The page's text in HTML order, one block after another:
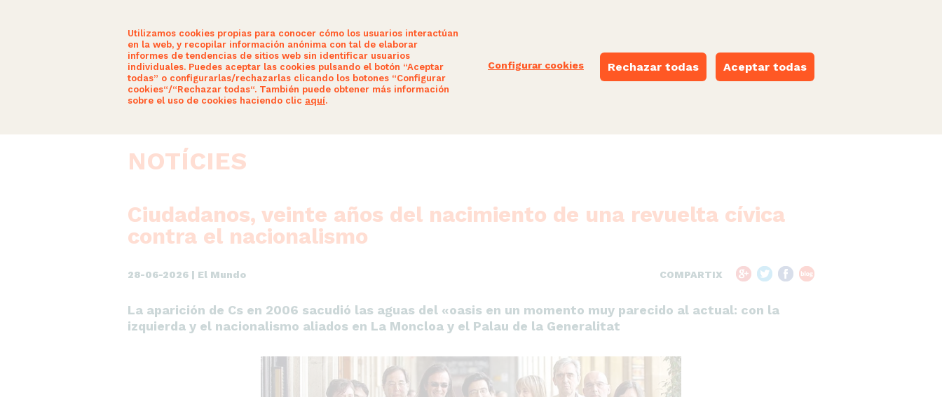
SOM CIUTADANS ACTUALITAT NUESTRAS PROPUESTAS
Utilizamos cookies propias para conocer cómo los usuarios interactúan
en la web, y recopilar información anónima con tal de elaborar
informes de tendencias de sitios web sin identificar usuarios
individuales. Puedes aceptar las cookies pulsando el botón “Aceptar
todas” o configurarlas/rechazarlas clicando los botones “Configurar
cookies“/“Rechazar todas“. También puede obtener más información
sobre el uso de cookies haciendo clic aquí.
Configurar cookies Rechazar todas Aceptar todas
NOTÍCIES
Ciudadanos, veinte años del nacimiento de una revuelta cívica
contra el nacionalismo
COMPARTIX
28-06-2026 | El Mundo
La aparición de Cs en 2006 sacudió las aguas del «oasis en un momento muy parecido al actual: con la
izquierda y el nacionalismo aliados en La Moncloa y el Palau de la Generalitat